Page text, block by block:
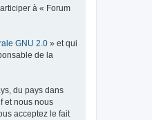
à « Forum
GNU 2.0 » et qui
de la
du pays dans
et nous nous
acceptez le fait